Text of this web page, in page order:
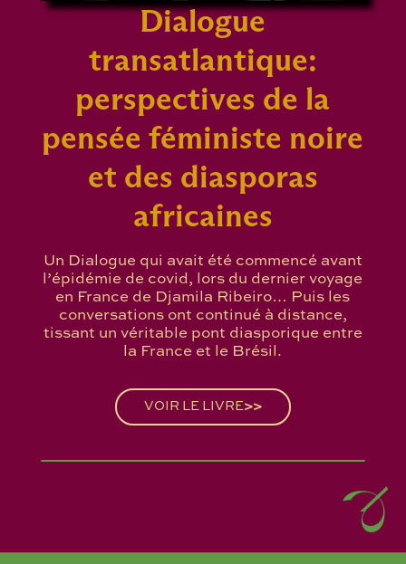
Dialogue
transatlantique:
perspectives de la
pensée féministe noire
et des diasporas
africaines
Un Dialogue qui avait été commencé avant
l’épidémie de covid, lors du dernier voyage
en France de Djamila Ribeiro… Puis les
conversations ont continué à distance,
tissant un véritable pont diasporique entre
la France et le Brésil.
VOIR LE LIVRE>>